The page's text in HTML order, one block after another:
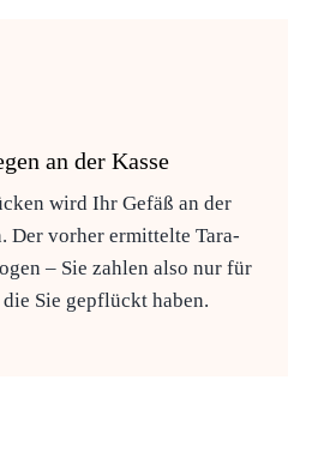
an der Kasse
wird Ihr Gefäß an der
Der vorher ermittelte Tara-
– Sie zahlen also nur für
Sie gepflückt haben.